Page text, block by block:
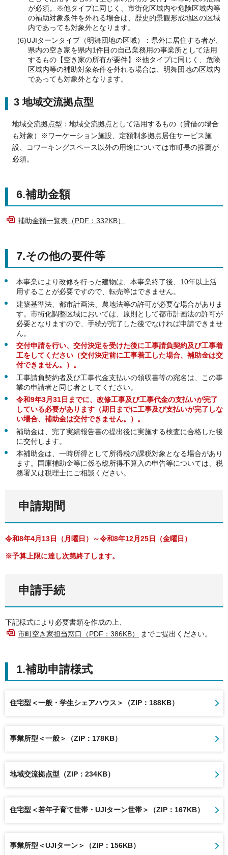
が必須。※他タイプに同じく、市街化区域内や危険区域内等
の補助対象条件を外れる場合は、歴史的景観形成地区の区域
内であっても対象外となります。
(6)UJIターンタイプ（明舞団地の区域）：県外に居住する者が、
県内の空き家を県内1件目の自己業務用の事業所として活用
するもの【空き家の所有が要件】※他タイプに同じく、危険
区域内等の補助対象条件を外れる場合は、明舞団地の区域内
であっても対象外となります。
3 地域交流拠点型
地域交流拠点型：地域交流拠点として活用するもの（貸借の場合
も対象）※ワーケーション施設、定額制多拠点居住サービス施
設、コワーキングスペース以外の用途については市町長の推薦が
必須。
6.補助金額
補助金額一覧表（PDF：332KB）
7.その他の要件等
本事業により改修を行った建物は、本事業終了後、10年以上活
用することが必要ですので、転売等はできません。
建築基準法、都市計画法、農地法等の許可が必要な場合がありま
す。市街化調整区域においては、原則として都市計画法の許可が
必要となりますので、手続が完了した後でなければ申請できませ
ん。
交付申請を行い、交付決定を受けた後に工事請負契約及び工事着
工をしてください（交付決定前に工事着工した場合、補助金は交
付できません。）。
工事請負契約者及び工事代金支払いの領収書等の宛名は、この事
業の申請者と同じ者としてください。
令和9年3月31日までに、改修工事及び工事代金の支払いが完了
している必要があります（期日までに工事及び支払いが完了しな
い場合、補助金は交付できません。）。
補助金は、完了実績報告書の提出後に実施する検査に合格した後
に交付します。
本補助金は、一時所得として所得税の課税対象となる場合があり
ます。国庫補助金等に係る総所得不算入の申告等については、税
務署又は税理士にご相談ください。
申請期間
令和8年4月13日（月曜日）～令和8年12月25日（金曜日）
※予算上限に達し次第終了します。
申請手続
下記様式により必要書類を作成の上、
市町空き家担当窓口（PDF：386KB）
までご提出ください。
1.補助申請様式
住宅型＜一般・学生シェアハウス＞（ZIP：188KB）
事業所型＜一般＞（ZIP：178KB）
地域交流拠点型（ZIP：234KB）
住宅型＜若年子育て世帯・UJIターン世帯＞（ZIP：167KB）
事業所型＜UJIターン＞（ZIP：156KB）